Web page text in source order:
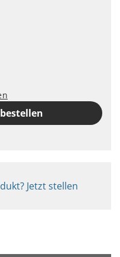
Jetzt stellen